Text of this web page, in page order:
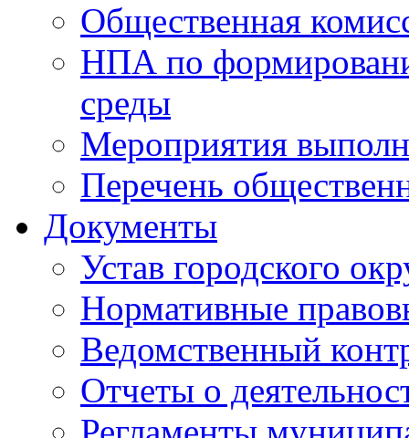
Общественная
НПА по
среды
Мероприятия
Перечень
Документы
Устав городского
Нормативные
Ведомственный
Отчеты о